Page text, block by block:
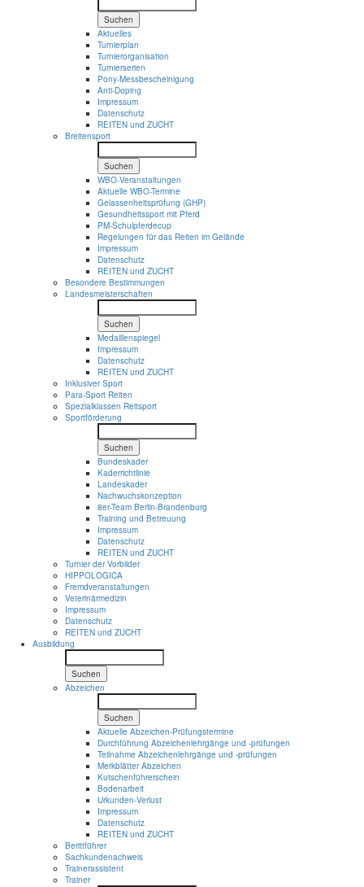
Suchen
Aktuelles
Turnierplan
Turnierorganisation
Turnierserien
Pony-Messbescheinigung
Anti-Doping
Impressum
Datenschutz
REITEN und ZUCHT
Breitensport
Suchen
WBO-Veranstaltungen
Aktuelle WBO-Termine
Gelassenheitsprüfung (GHP)
Gesundheitssport mit Pferd
PM-Schulpferdecup
Regelungen für das Reiten im Gelände
Impressum
Datenschutz
REITEN und ZUCHT
Besondere Bestimmungen
Landesmeisterschaften
Suchen
Medaillenspiegel
Impressum
Datenschutz
REITEN und ZUCHT
Inklusiver Sport
Para-Sport Reiten
Spezialklassen Reitsport
Sportförderung
Suchen
Bundeskader
Kaderrichtlinie
Landeskader
Nachwuchskonzeption
8er-Team Berlin-Brandenburg
Training und Betreuung
Impressum
Datenschutz
REITEN und ZUCHT
Turnier der Vorbilder
HIPPOLOGICA
Fremdveranstaltungen
Veterinärmedizin
Impressum
Datenschutz
REITEN und ZUCHT
Ausbildung
Suchen
Abzeichen
Suchen
Aktuelle Abzeichen-Prüfungstermine
Durchführung Abzeichenlehrgänge und -prüfungen
Teilnahme Abzeichenlehrgänge und -prüfungen
Merkblätter Abzeichen
Kutschenführerschein
Bodenarbeit
Urkunden-Verlust
Impressum
Datenschutz
REITEN und ZUCHT
Berittführer
Sachkundenachweis
Trainerassistent
Trainer